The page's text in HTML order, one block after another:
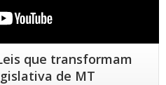
que transformam
de MT